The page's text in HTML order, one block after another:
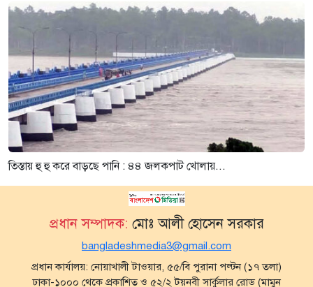
তিস্তায় হু হু করে বাড়ছে পানি : ৪৪ জলকপাট খোলায়...
প্রধান সম্পাদক: মোঃ আলী হোসেন সরকার
bangladeshmedia3@gmail.com
প্রধান কার্যালয়: নোয়াখালী টাওয়ার, ৫৫/বি পুরানা পল্টন (১৭ তলা)
ঢাকা-১০০০ থেকে প্রকাশিত ও ৫২/২ টয়নবী সার্কুলার রোড (মামুন